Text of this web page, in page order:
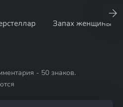
Запах женщины
- 50 знаков.